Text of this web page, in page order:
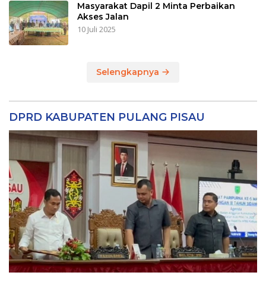
Masyarakat Dapil 2 Minta Perbaikan
Akses Jalan
10 Juli 2025
Selengkapnya
DPRD KABUPATEN PULANG PISAU